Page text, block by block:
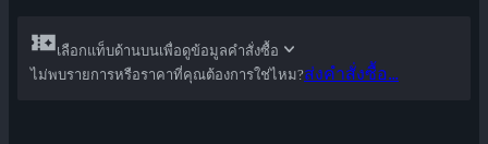
เลือกแท็บด้านบนเพื่อดูข้อมูลคำสั่งซื้อ
ไม่พบรายการหรือราคาที่คุณต้องการใช่ไหม?ส่งคำสั่งซื้อ...